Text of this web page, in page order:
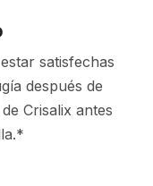
satisfechas
después de
Crisalix antes